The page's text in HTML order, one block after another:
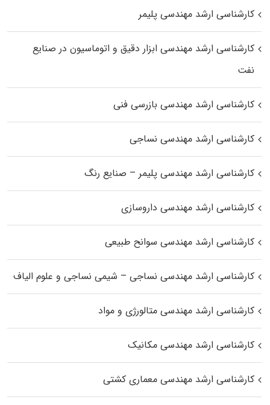
کارشناسی ارشد مهندسی پلیمر
کارشناسی ارشد مهندسی ابزار دقیق و اتوماسیون در صنایع
نفت
کارشناسی ارشد مهندسی بازرسی فنی
کارشناسی ارشد مهندسی نساجی
کارشناسی ارشد مهندسی پلیمر – صنایع رنگ
کارشناسی ارشد مهندسی داروسازی
کارشناسی ارشد مهندسی سوانح طبیعی
کارشناسی ارشد مهندسی نساجی – شیمی نساجی و علوم الیاف
کارشناسی ارشد مهندسی متالورژی و مواد
کارشناسی ارشد مهندسی مکانیک
کارشناسی ارشد مهندسی معماری کشتی